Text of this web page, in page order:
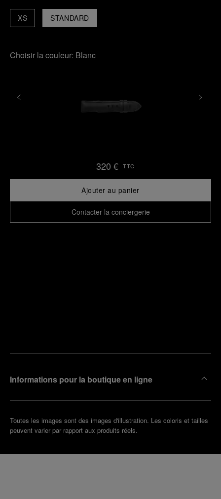
STANDARD
XS
Choisir la couleur: Blanc
320 € TTC
Ajouter au panier
Contacter la conciergerie
Informations pour la boutique en ligne
Toutes les images sont des images d'illustration. Les coloris et tailles
peuvent varier par rapport aux produits réels.